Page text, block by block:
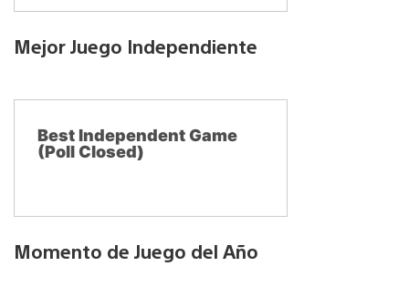
Mejor Juego Independiente
Best Independent Game
(Poll Closed)
Momento de Juego del Año